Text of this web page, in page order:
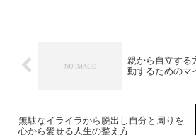
親から自立する
動するためのマ
無駄なイライラから脱出し自分と周りを
心から愛せる人生の整え方